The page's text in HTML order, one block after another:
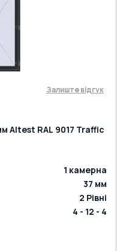
Залиште відгук
Altest RAL 9017 Traffic
1 камерна
37 мм
2 Рівні
4 - 12 - 4